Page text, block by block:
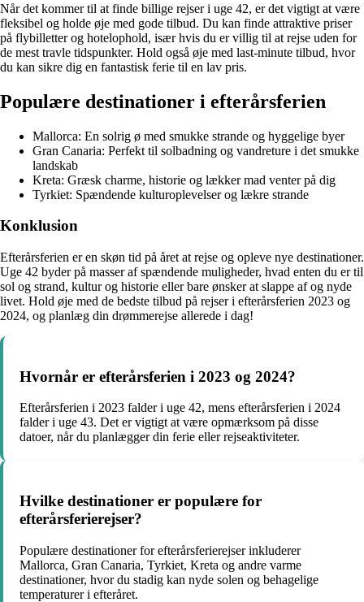
Når det kommer til at finde billige rejser i uge 42, er det vigtigt at være
fleksibel og holde øje med gode tilbud. Du kan finde attraktive priser
på flybilletter og hotelophold, især hvis du er villig til at rejse uden for
de mest travle tidspunkter. Hold også øje med last-minute tilbud, hvor
du kan sikre dig en fantastisk ferie til en lav pris.
Populære destinationer i efterårsferien
Mallorca: En solrig ø med smukke strande og hyggelige byer
Gran Canaria: Perfekt til solbadning og vandreture i det smukke
landskab
Kreta: Græsk charme, historie og lækker mad venter på dig
Tyrkiet: Spændende kulturoplevelser og lækre strande
Konklusion
Efterårsferien er en skøn tid på året at rejse og opleve nye destinationer.
Uge 42 byder på masser af spændende muligheder, hvad enten du er til
sol og strand, kultur og historie eller bare ønsker at slappe af og nyde
livet. Hold øje med de bedste tilbud på rejser i efterårsferien 2023 og
2024, og planlæg din drømmerejse allerede i dag!
Hvornår er efterårsferien i 2023 og 2024?
Efterårsferien i 2023 falder i uge 42, mens efterårsferien i 2024
falder i uge 43. Det er vigtigt at være opmærksom på disse
datoer, når du planlægger din ferie eller rejseaktiviteter.
Hvilke destinationer er populære for
efterårsferierejser?
Populære destinationer for efterårsferierejser inkluderer
Mallorca, Gran Canaria, Tyrkiet, Kreta og andre varme
destinationer, hvor du stadig kan nyde solen og behagelige
temperaturer i efteråret.